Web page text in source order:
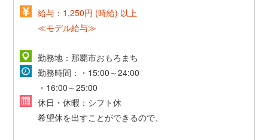
給与：1,250円 (時給) 以上
≪モデル給与≫
1日 時給1,250円×5時間＋時給1,560円×3時間＝
10,930円
月収 10,930円×月21日＋交通費＝229,530円
勤務地：那覇市おもろまち
勤務時間：・15:00～24:00
・16:00～25:00
休日・休暇：シフト休
希望休を出すことができるので、